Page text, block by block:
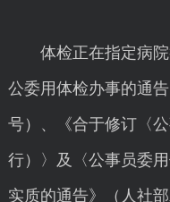
体检正在指定病院
公委用体检办事的通
号）、《合于修订〈
行）〉及〈公事员委
实质的通告》（人社